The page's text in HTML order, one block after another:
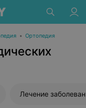
• Ортопедия